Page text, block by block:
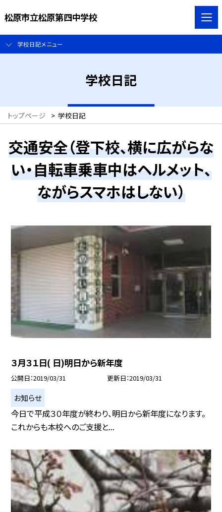
松原市立松原第四中学校
学校日記メニュー
学校日記
トップページ > 学校日記
交通安全（登下校、横に広がらな
い・自転車乗車中はヘルメット、
ながらスマホはしない）
３月３１日( 日)明日から新年度
公開日 2019/03/31 更新日 2019/03/31
お知らせ
今日で平成３０年度が終わり、明日から新年度になります。
これからも本校へのご支援と...